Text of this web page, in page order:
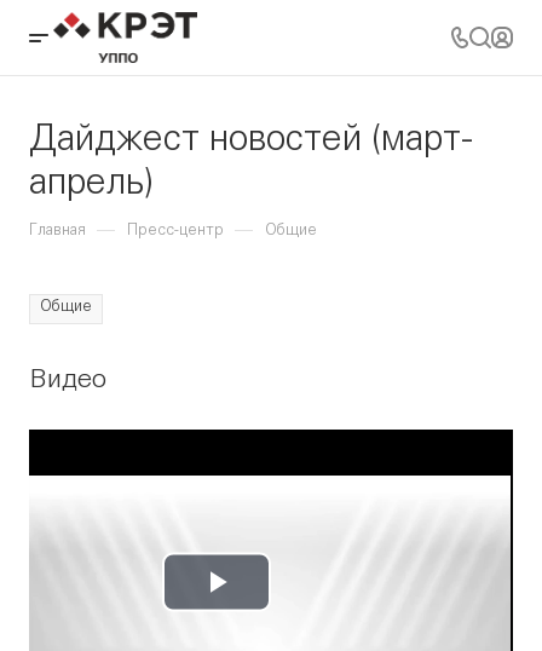
Дайджест новостей (март-
апрель)
Главная — Пресс-центр — Общие
Общие
Видео
Play